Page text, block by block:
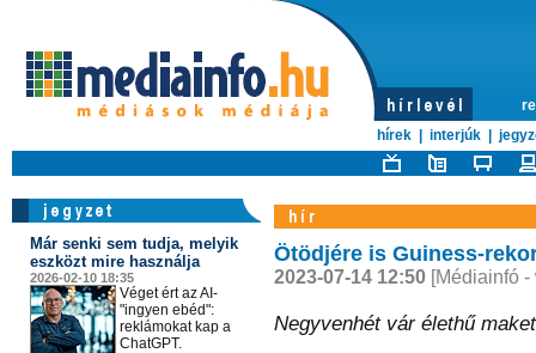
hírek
interjúk
Már senki sem tudja, melyik
eszközt mire használja
2026-02-10 18:35
Véget ért az AI-
"ingyen ebéd":
reklámokat kap a
ChatGPT.
Ötödjére is Guiness-
2023-07-14 12:50[Médiainfó -
Negyvenhét vár élethű